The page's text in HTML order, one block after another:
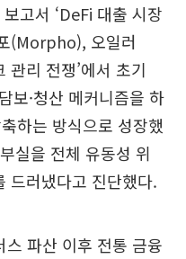
고서 ‘DeFi 대출 시장
(Morpho), 오일러
리 전쟁’에서 초기
보·청산 메커니즘을 하
하는 방식으로 성장했
실을 전체 유동성 위
드러냈다고 진단했다.
파산 이후 전통 금융